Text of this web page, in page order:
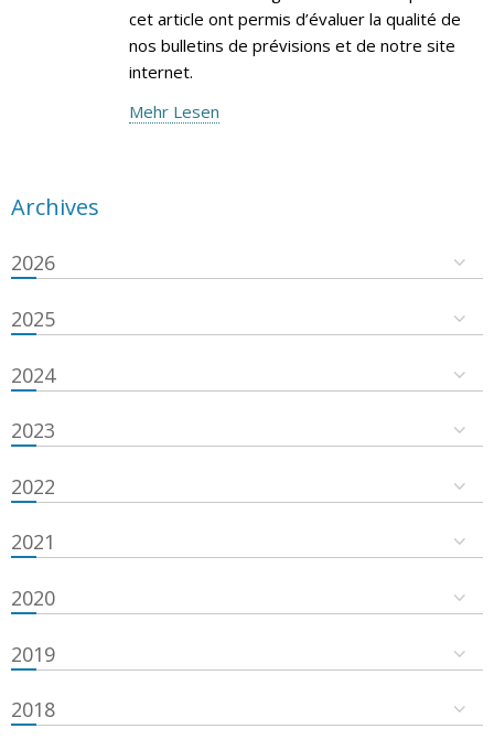
cet article ont permis d’évaluer la qualité de
nos bulletins de prévisions et de notre site
internet.
Mehr Lesen
Archives
2026
2025
2024
2023
2022
2021
2020
2019
2018